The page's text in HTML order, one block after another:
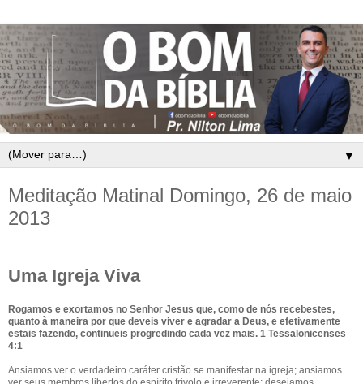
▼
Meditação Matinal Domingo, 26 de maio
2013
Uma Igreja Viva
Rogamos e exortamos no Senhor Jesus que, como de nós recebestes,
quanto à maneira por que deveis viver e agradar a Deus, e efetivamente
estais fazendo, continueis progredindo cada vez mais. 1 Tessalonicenses
4:1
Ansiamos ver o verdadeiro caráter cristão se manifestar na igreja; ansiamos